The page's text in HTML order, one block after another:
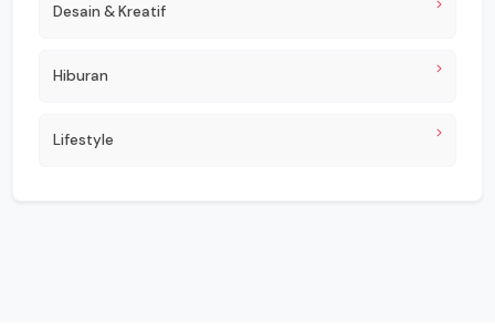
Desain & Kreatif
Hiburan
Lifestyle